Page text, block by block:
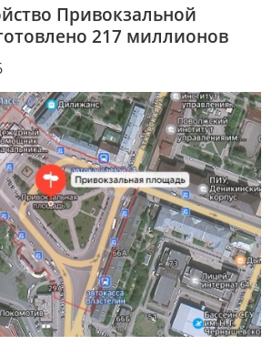
Привокзальной
217 миллионов